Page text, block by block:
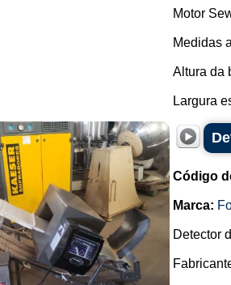
Motor
Medidas
Altura da
Largura
Código
Marca:
Detector